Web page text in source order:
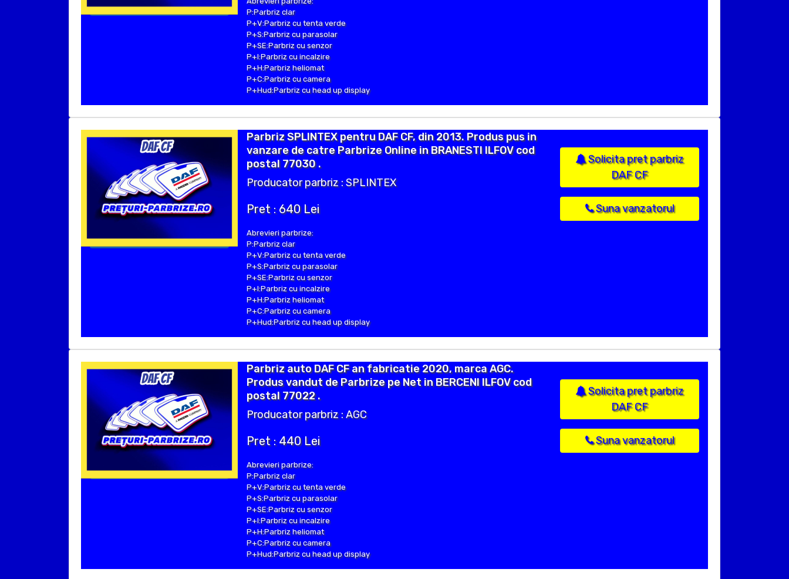
P:Parbriz clar
P+V:Parbriz cu tenta verde
P+S:Parbriz cu parasolar
P+SE:Parbriz cu senzor
P+I:Parbriz cu incalzire
P+H:Parbriz heliomat
P+C:Parbriz cu camera
P+Hud:Parbriz cu head up display
Parbriz SPLINTEX pentru DAF CF, din 2013. Produs pus in
vanzare de catre Parbrize Online in BRANESTI ILFOV cod
postal 77030 .
Producator parbriz : SPLINTEX
Pret : 640 Lei
Abrevieri parbrize:
P:Parbriz clar
P+V:Parbriz cu tenta verde
P+S:Parbriz cu parasolar
P+SE:Parbriz cu senzor
P+I:Parbriz cu incalzire
P+H:Parbriz heliomat
P+C:Parbriz cu camera
P+Hud:Parbriz cu head up display
Solicita pret parbriz
DAF CF
Suna vanzatorul
Parbriz auto DAF CF an fabricatie 2020, marca AGC.
Produs vandut de Parbrize pe Net in BERCENI ILFOV cod
postal 77022 .
Producator parbriz : AGC
Pret : 440 Lei
Abrevieri parbrize:
P:Parbriz clar
P+V:Parbriz cu tenta verde
P+S:Parbriz cu parasolar
P+SE:Parbriz cu senzor
P+I:Parbriz cu incalzire
P+H:Parbriz heliomat
P+C:Parbriz cu camera
P+Hud:Parbriz cu head up display
Solicita pret parbriz
DAF CF
Suna vanzatorul